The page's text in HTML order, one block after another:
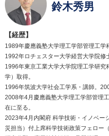
鈴木秀男
【経歴】
1989年慶應義塾大学理工学部管理工学
1992年ロチェスター大学経営大学院修
1996年東京工業大学大学院理工学研
学）取得。
1996年筑波大学社会工学系・講師。
2008年4月慶應義塾大学理工学部管理
在に至る。
2023年4月内閣府 科学技術・イノベー
災担当）付上席科学技術政策フェロー（